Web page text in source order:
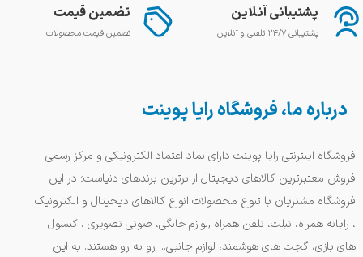
درباره ما، فروشگاه رایا پوینت
فروشگاه اینترنتی رایا پوینت دارای نماد اعتماد الکترونیکی و مرکز رسمی
فروش معتبرترین کالاهای دیجیتال از برترین برندهای دنیاست؛ در این
فروشگاه مشتریان با تنوع محصولات انواع کالاهای دیجیتال و الکترونیک
، رایانه همراه، تبلت، تلفن همراه ,لوازم خانگی، صوتی تصویری ، کنسول
های بازی، گجت های هوشمند، لوازم جانبی... رو به رو هستند. به این
پشتیبانی آنلاین
پشتیبانی ۲۴/۷ تلفنی و آنلاین
تضمین قیمت
تضمین قیمت محصولات